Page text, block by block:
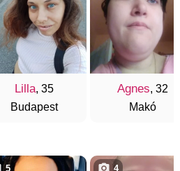
Lilla, 35
Budapest
Agnes, 32
Makó
5 4